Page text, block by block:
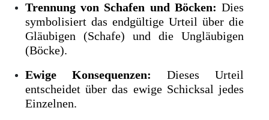
Trennung von Schafen und Böcken: Dies
symbolisiert das endgültige Urteil über die
Gläubigen (Schafe) und die Ungläubigen
(Böcke).
Ewige Konsequenzen: Dieses Urteil
entscheidet über das ewige Schicksal jedes
Einzelnen.